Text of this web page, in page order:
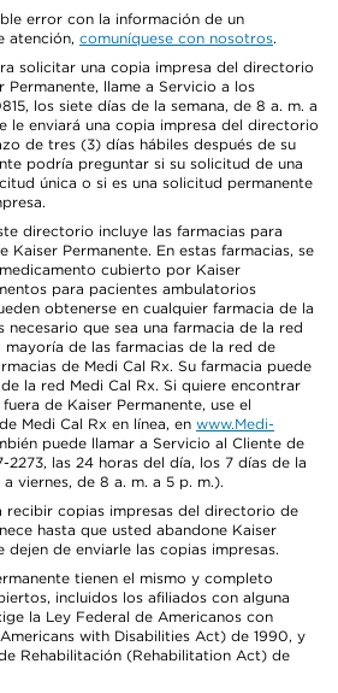
error con la información de un
atención, comuníquese con nosotros.
solicitar una copia impresa del directorio
llame a Servicio a los
los siete días de la semana, de 8 a. m. a
le enviará una copia impresa del directorio
de tres (3) días hábiles después de su
podría preguntar si su solicitud de una
única o si es una solicitud permanente
directorio incluye las farmacias para
Kaiser Permanente. En estas farmacias, se
cubierto por Kaiser
para pacientes ambulatorios
obtenerse en cualquier farmacia de la
necesario que sea una farmacia de la red
mayoría de las farmacias de la red de
de Medi Cal Rx. Su farmacia puede
la red Medi Cal Rx. Si quiere encontrar
de Kaiser Permanente, use el
Medi Cal Rx en línea, en www.Medi-
puede llamar a Servicio al Cliente de
2273, las 24 horas del día, los 7 días de la
a viernes, de 8 a. m. a 5 p. m.).
recibir copias impresas del directorio de
hasta que usted abandone Kaiser
dejen de enviarle las copias impresas.
tienen el mismo y completo
incluidos los afiliados con alguna
la Ley Federal de Americanos con
with Disabilities Act) de 1990, y
Rehabilitación (Rehabilitation Act) de